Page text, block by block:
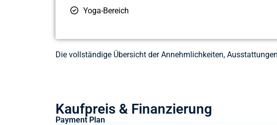
Yoga-Bereich
Die vollständige Übersicht der Annehmlichkeiten,
Kaufpreis & Finanzierung
Payment Plan